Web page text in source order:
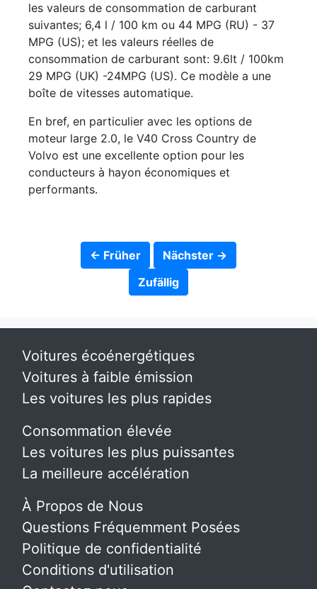
les valeurs de consommation de carburant
suivantes; 6,4 l / 100 km ou 44 MPG (RU) - 37
MPG (US); et les valeurs réelles de
consommation de carburant sont: 9.6lt / 100km
29 MPG (UK) -24MPG (US). Ce modèle a une
boîte de vitesses automatique.
En bref, en particulier avec les options de
moteur large 2.0, le V40 Cross Country de
Volvo est une excellente option pour les
conducteurs à hayon économiques et
performants.
← Früher
Nächster →
Zufällig
Voitures écoénergétiques
Voitures à faible émission
Les voitures les plus rapides
Consommation élevée
Les voitures les plus puissantes
La meilleure accélération
À Propos de Nous
Questions Fréquemment Posées
Politique de confidentialité
Conditions d'utilisation